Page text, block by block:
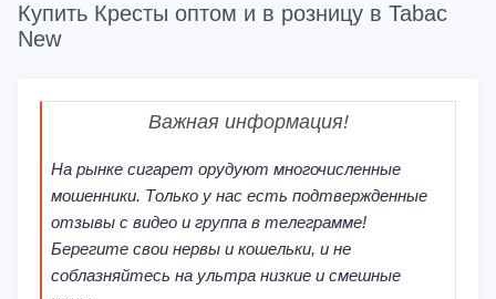
Купить Кресты оптом и в розницу в Tabac
New
Важная информация!
На рынке сигарет орудуют многочисленные
мошенники. Только у нас есть подтвержденные
отзывы с видео и группа в телеграмме!
Берегите свои нервы и кошельки, и не
соблазняйтесь на ультра низкие и смешные